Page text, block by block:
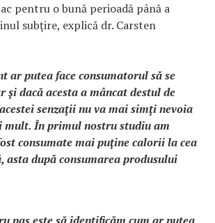
pentru o bună perioadă până a
subţire, explică dr. Carsten
ar putea face consumatorul să se
şi dacă acesta a mâncat destul de
senzaţii nu va mai simţi nevoia
mult. În primul nostru studiu am
consumate mai puţine calorii la cea
asta după consumarea produsului